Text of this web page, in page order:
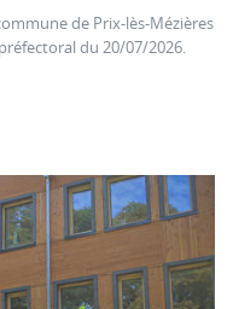
commune de Prix-lès-Mézières
du 20/07/2026.